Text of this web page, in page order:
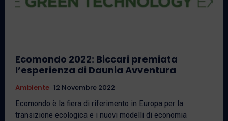
Ecomondo 2022: Biccari premiata
l’esperienza di Daunia Avventura
Ambiente 12 Novembre 2022
Ecomondo è la fiera di riferimento in Europa per la
transizione ecologica e i nuovi modelli di economia